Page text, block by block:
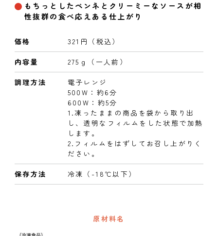
もちっとしたペンネとクリーミーなソースが相
性抜群の食べ応えある仕上がり
価格 321円（税込）
内容量 275ｇ（一人前）
調理方法
電子レンジ
500W：約6分
600W：約5分
1.凍ったままの商品を袋から取り出
し、透明なフィルムをした状態で加熱
します。
2.フィルムをはずしてお召し上がりく
ださい。
保存方法 冷凍（-18℃以下）
原材料名